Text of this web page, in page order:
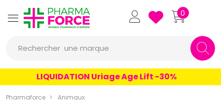
Pharmaforce Grande Pharmacie
0
Rechercher
un conseil
un produit
une marque
LIQUIDATION Uriage Age Lift -30%
Pharmaforce Animaux